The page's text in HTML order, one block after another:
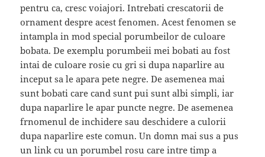
pentru ca, cresc voiajori. Intrebati crescatorii de
ornament despre acest fenomen. Acest fenomen se
intampla in mod special porumbeilor de culoare
bobata. De exemplu porumbeii mei bobati au fost
intai de culoare rosie cu gri si dupa naparlire au
inceput sa le apara pete negre. De asemenea mai
sunt bobati care cand sunt pui sunt albi simpli, iar
dupa naparlire le apar puncte negre. De asemenea
frnomenul de inchidere sau deschidere a culorii
dupa naparlire este comun. Un domn mai sus a pus
un link cu un porumbel rosu care intre timp a